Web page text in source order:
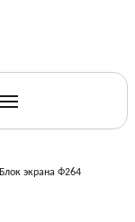
Блок экрана Ф264